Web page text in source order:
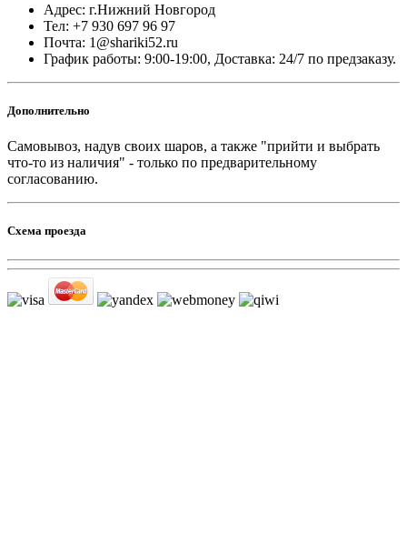
Адрес: г.Нижний Новгород
Тел: +7 930 697 96 97
Почта: 1@shariki52.ru
График работы: 9:00-19:00, Доставка: 24/7 по предзаказу.
Дополнительно
Самовывоз, надув своих шаров, а также "прийти и выбрать
что-то из наличия" - только по предварительному
согласованию.
Схема проезда